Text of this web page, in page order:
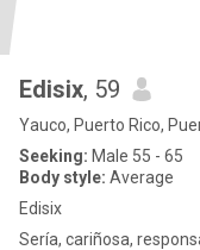
Edisix, 59
Yauco, Puerto Rico,
Seeking: Male 55 - 65
Body style: Average
Edisix
Sería, cariñosa,